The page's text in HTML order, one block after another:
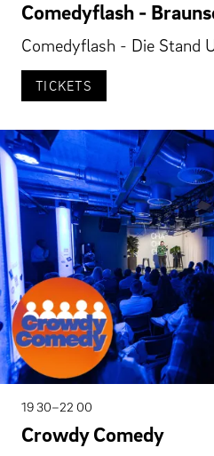
Comedyflash -
Comedyflash - Die Stand
TICKETS
19 30–22 00
Crowdy Comedy